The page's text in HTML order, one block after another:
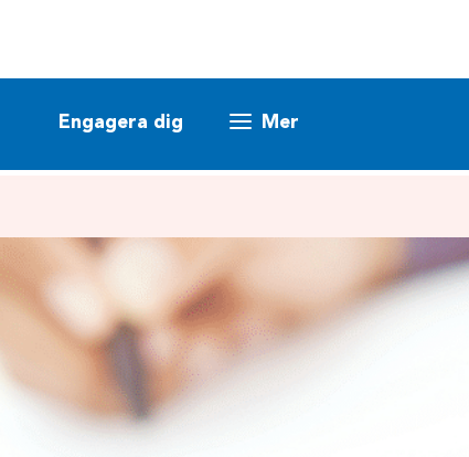
Engagera dig Mer